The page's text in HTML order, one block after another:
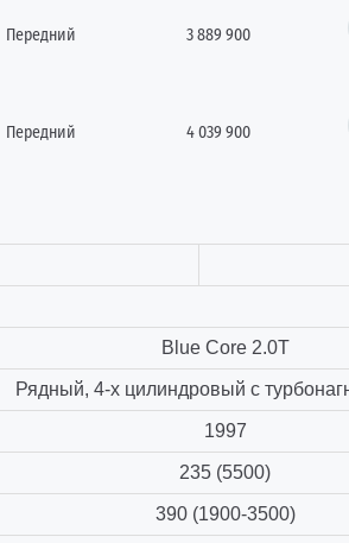
Передний 3 889 900
Передний 4 039 900
Blue Core 2.0T
Рядный, 4-х цилиндровый с
1997
235 (5500)
390 (1900-3500)